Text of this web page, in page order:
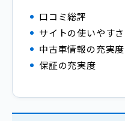
口コミ総評
サイトの使いやすさ
中古車情報の充実度
保証の充実度